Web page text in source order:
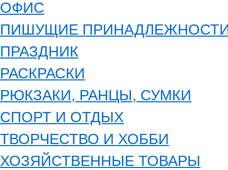
ОФИС
ПИШУЩИЕ
ПРАЗДНИК
РАСКРАСКИ
РЮКЗАКИ, РАНЦЫ, СУМКИ
СПОРТ И ОТДЫХ
ТВОРЧЕСТВО И ХОББИ
ХОЗЯЙСТВЕННЫЕ ТОВАРЫ